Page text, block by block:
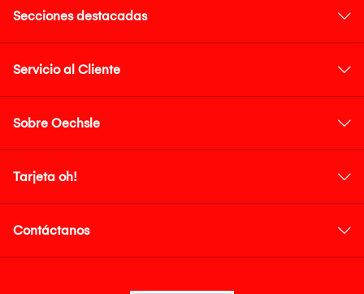
Secciones destacadas
Servicio al Cliente
Sobre Oechsle
Tarjeta oh!
Contáctanos